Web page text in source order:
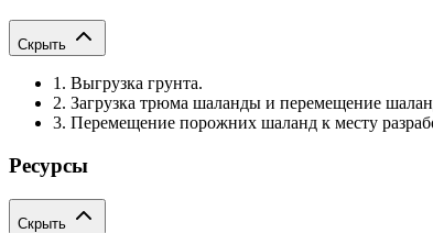
Скрыть
1. Выгрузка грунта.
2. Загрузка трюма шаланды и перемещение
3. Перемещение порожних шаланд к месту
Ресурсы
Скрыть